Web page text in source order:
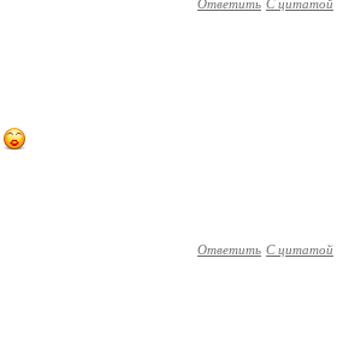
Ответить С цитатой